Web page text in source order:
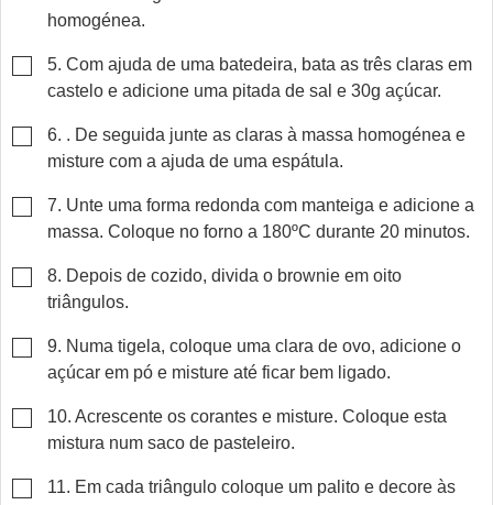
homogénea.
▢
5. Com ajuda de uma batedeira, bata as três claras em
castelo e adicione uma pitada de sal e 30g açúcar.
▢
6. . De seguida junte as claras à massa homogénea e
misture com a ajuda de uma espátula.
▢
7. Unte uma forma redonda com manteiga e adicione a
massa. Coloque no forno a 180ºC durante 20 minutos.
▢
8. Depois de cozido, divida o brownie em oito
triângulos.
▢
9. Numa tigela, coloque uma clara de ovo, adicione o
açúcar em pó e misture até ficar bem ligado.
▢
10. Acrescente os corantes e misture. Coloque esta
mistura num saco de pasteleiro.
▢
11. Em cada triângulo coloque um palito e decore às